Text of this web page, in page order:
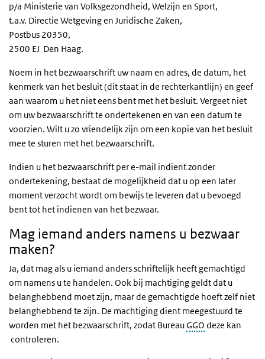
p/a Ministerie van Volksgezondheid, Welzijn en Sport,
t.a.v. Directie Wetgeving en Juridische Zaken,
Postbus 20350,
2500 EJ Den Haag.
Noem in het bezwaarschrift uw naam en adres, de datum, het
kenmerk van het besluit (dit staat in de rechterkantlijn) en geef
aan waarom u het niet eens bent met het besluit. Vergeet niet
om uw bezwaarschrift te ondertekenen en van een datum te
voorzien. Wilt u zo vriendelijk zijn om een kopie van het besluit
mee te sturen met het bezwaarschrift.
Indien u het bezwaarschrift per e-mail indient zonder
ondertekening, bestaat de mogelijkheid dat u op een later
moment verzocht wordt om bewijs te leveren dat u bevoegd
bent tot het indienen van het bezwaar.
Mag iemand anders namens u bezwaar
maken?
Ja, dat mag als u iemand anders schriftelijk heeft gemachtigd
om namens u te handelen. Ook bij machtiging geldt dat u
belanghebbend moet zijn, maar de gemachtigde hoeft zelf niet
belanghebbend te zijn. De machtiging dient meegestuurd te
worden met het bezwaarschrift, zodat BureauGGO deze kan
controleren.